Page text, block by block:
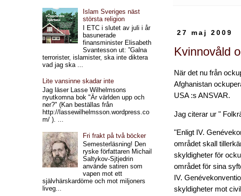
27 maj 2009
Kvinnovåld
När det nu från
Afghanistan
USA :s ANSVAR.
Jag citerar ur "
"Enligt IV.
området skall
skyldigheter för
området för sina
IV.
skyldigheter mot
Islam Sveriges näst
största religion
I ETC i slutet av juli i år
basunerade
finansminister Elisabeth
Svantesson ut: ”Galna
terrorister, islamister, ska inte diktera
vad jag ska ...
Lite vansinne skadar inte
Jag läser Lasse Wilhelmsons
nyutkomna bok "Är världen upp och
ner?" (Kan beställas från
http://lassewilhelmsson.wordpress.co
m/ ). ...
Fri frakt på två böcker
Semesterläsning! Den
ryske författaren Michail
Saltykov-Sjtjedrin
använde satiren som
vapen mot ett
självhärskardöme och mot miljoners
liveg...